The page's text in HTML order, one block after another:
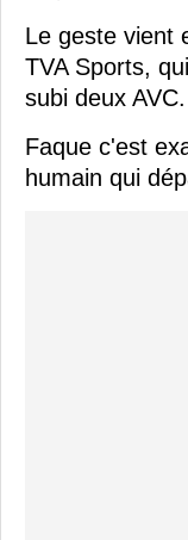
Le geste vient
TVA Sports,
subi deux AVC.
Faque c'est
humain qui